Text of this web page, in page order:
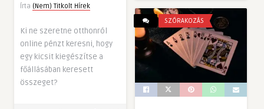
Írta (Nem) Titkolt Hírek
Ki ne szeretne otthonról
online pénzt keresni, hogy
egy kicsit kiegészítse a
főállásában keresett
összeget?
SZÓRAKOZÁS